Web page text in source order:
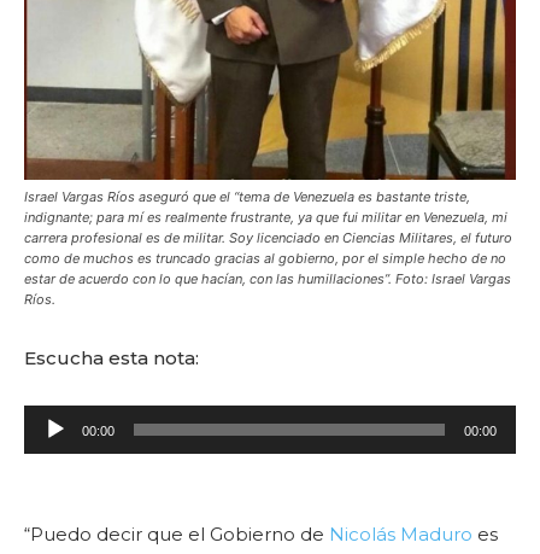
Israel Vargas Ríos aseguró que el “tema de Venezuela es bastante triste,
indignante; para mí es realmente frustrante, ya que fui militar en Venezuela, mi
carrera profesional es de militar. Soy licenciado en Ciencias Militares, el futuro
como de muchos es truncado gracias al gobierno, por el simple hecho de no
estar de acuerdo con lo que hacían, con las humillaciones”. Foto: Israel Vargas
Ríos.
Escucha esta nota:
e
00:00 00:00
“Puedo decir que el Gobierno de Nicolás Maduro es